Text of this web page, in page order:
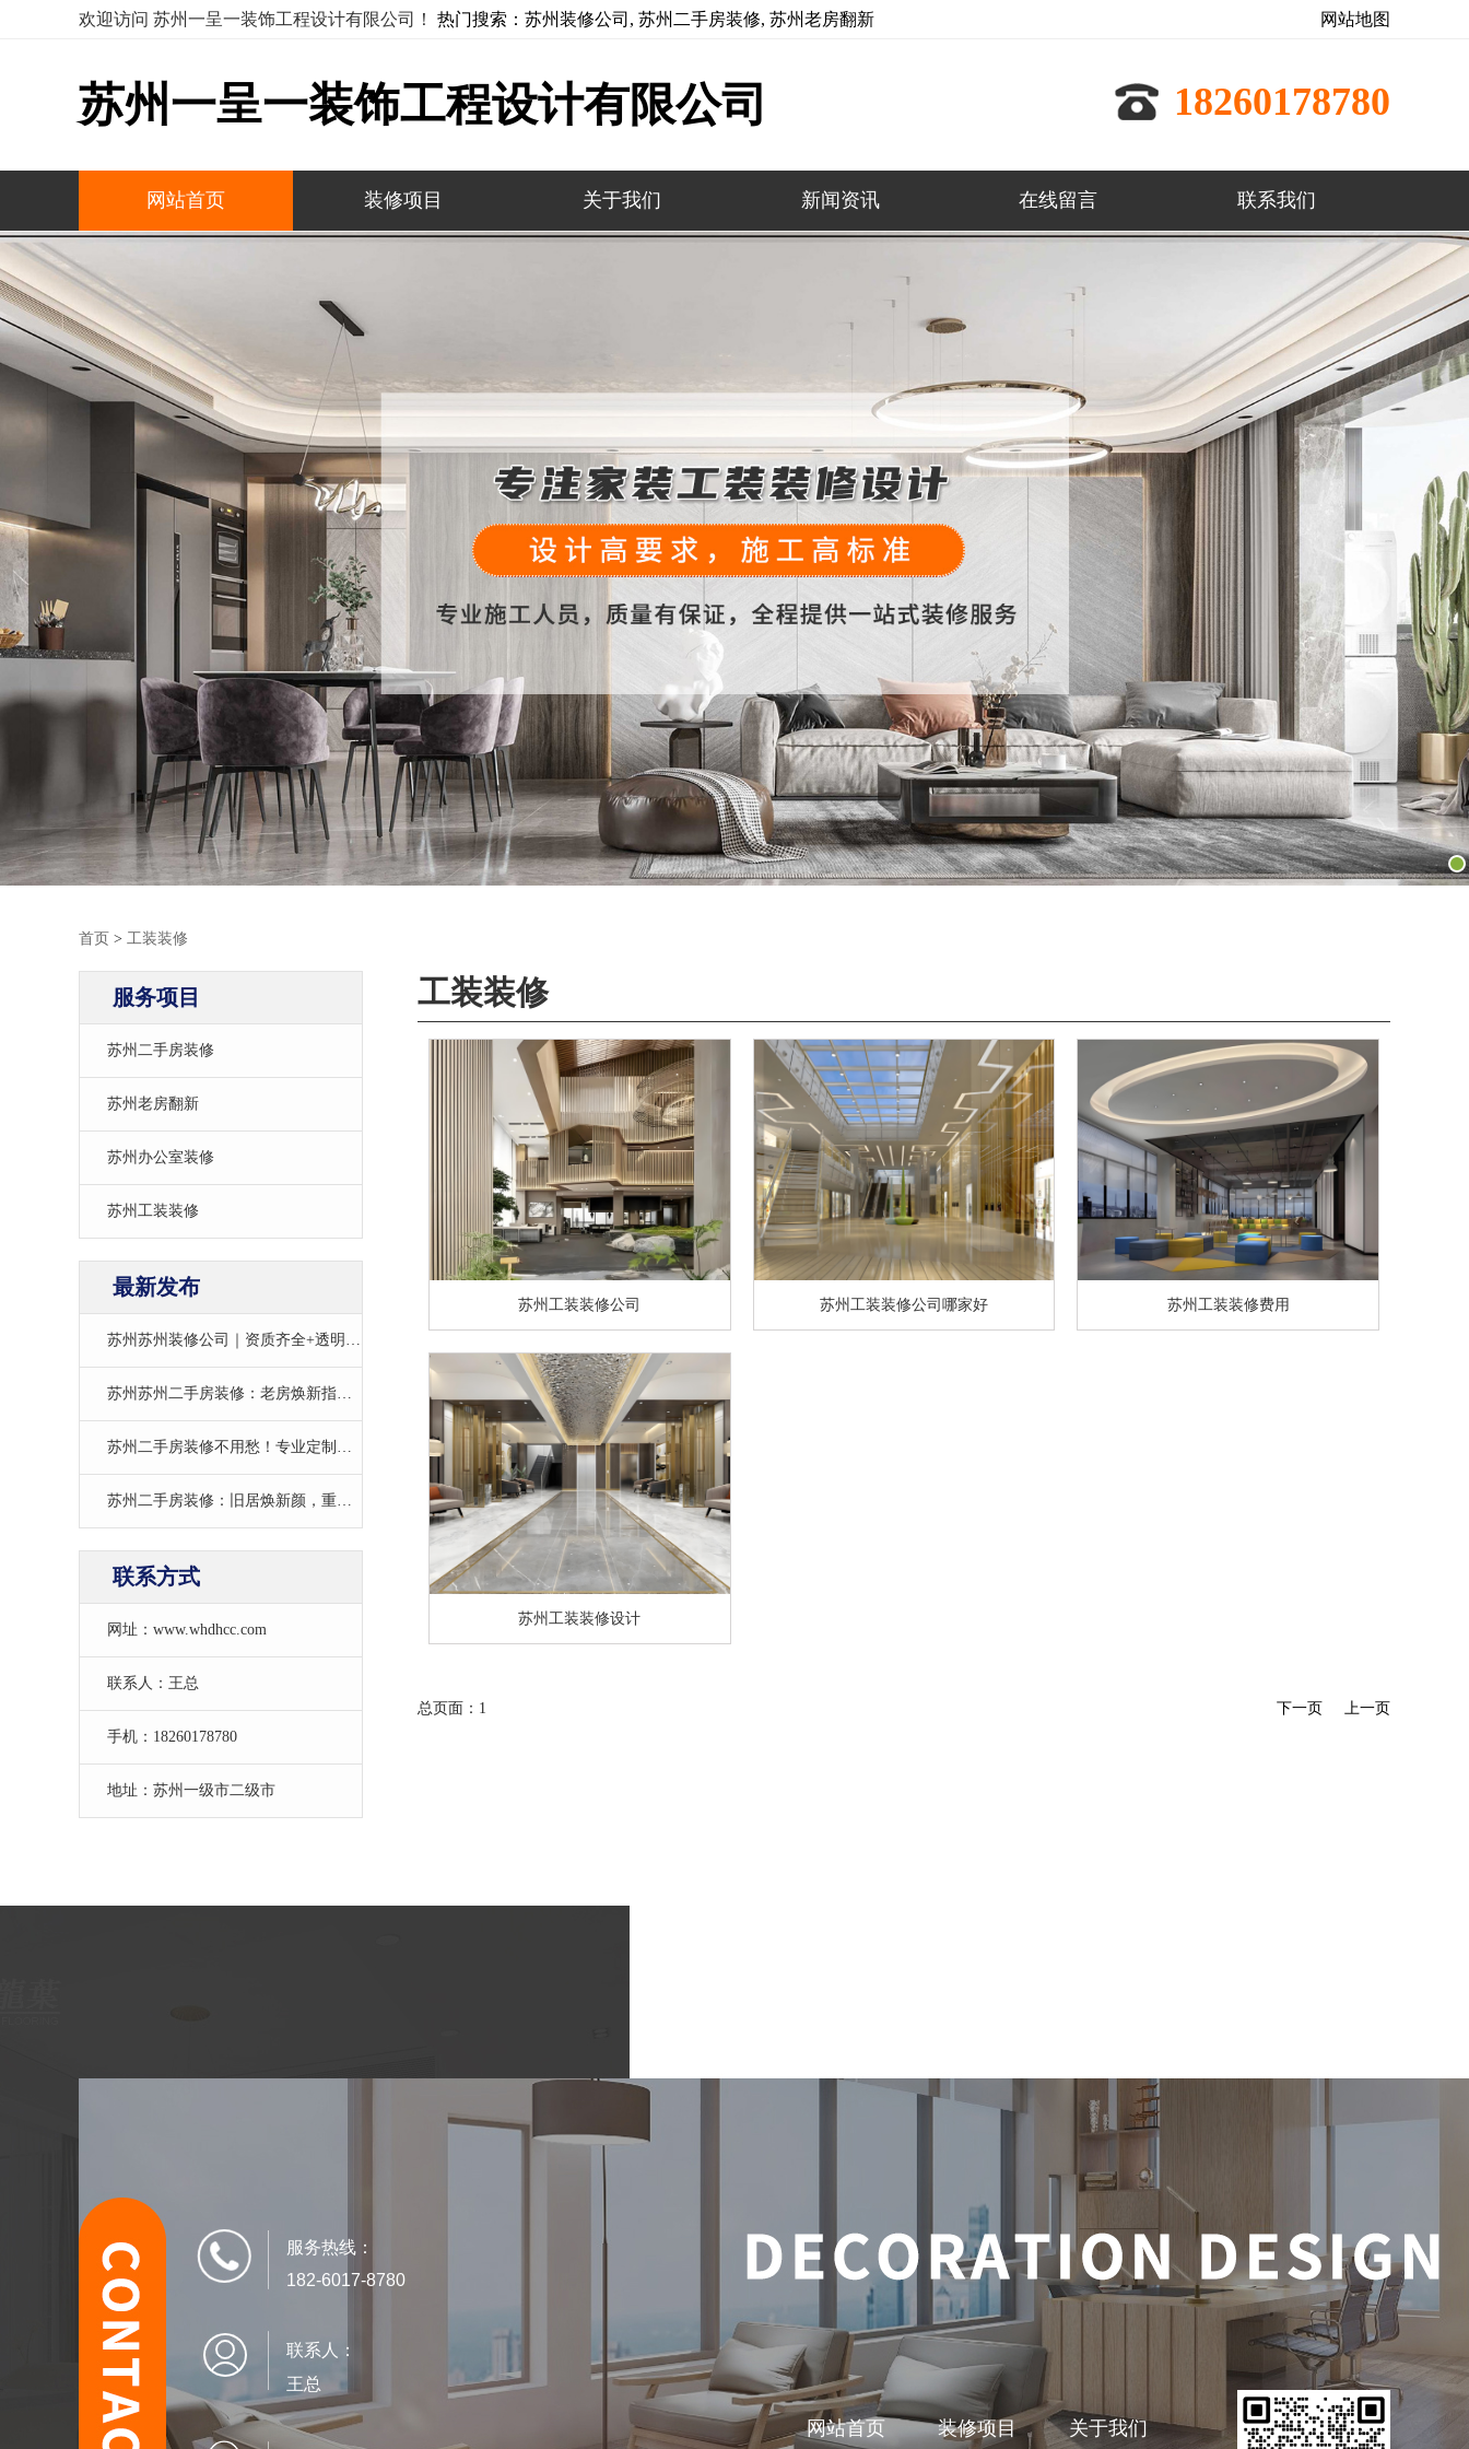
欢迎访问 苏州一呈一装饰工程设计有限公司！ 热门搜索：苏州装修公司, 苏州二手房装修, 苏州老房翻新 网站地图
苏州一呈一装饰工程设计有限公司 18260178780
网站首页 装修项目 关于我们 新闻资讯 在线留言 联系我们
首页 > 工装装修
服务项目
苏州二手房装修
苏州老房翻新
苏州办公室装修
苏州工装装修
最新发布
苏州苏州装修公司｜资质齐全+透明报价，一站式打造品质家居空间​ 苏州作为江南宜
苏州苏州二手房装修：老房焕新指南，避坑省钱还适配本地户型
苏州二手房装修不用愁！专业定制，让老房子秒变理想家
苏州二手房装修：旧居焕新颜，重塑品质生活空间
联系方式
网址：www.whdhcc.com
联系人：王总
手机：18260178780
地址：苏州一级市二级市
工装装修
苏州工装装修公司 苏州工装装修公司哪家好 苏州工装装修费用
苏州工装装修设计
总页面：1 上一页
下一页
服务热线：
182-6017-8780
联系人：
王总
网站首页 装修项目 关于我们